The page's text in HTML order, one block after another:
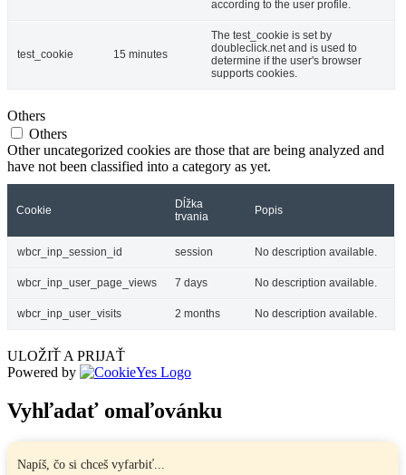
according to the user profile.
test_cookie 15 minutes
The test_cookie is set by
doubleclick.net and is used to
determine if the user's browser
supports cookies.
Others
Others
Other uncategorized cookies are those that are being analyzed and
have not been classified into a category as yet.
Cookie
Dĺžka
trvania
Popis
wbcr_inp_session_id session No description available.
wbcr_inp_user_page_views 7 days No description available.
wbcr_inp_user_visits 2 months No description available.
ULOŽIŤ A PRIJAŤ
Powered by
Vyhľadať omaľovánku